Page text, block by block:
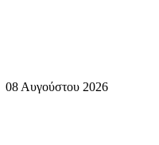
08 Αυγούστου 2026